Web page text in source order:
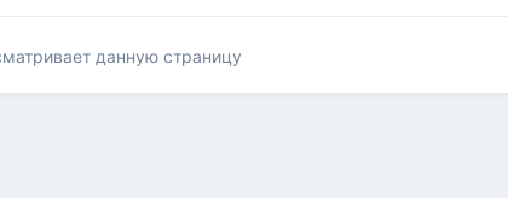
данную страницу